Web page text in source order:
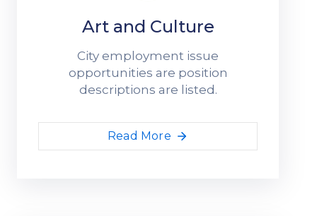
Art and Culture
City employment issue
opportunities are position
descriptions are listed.
Read More